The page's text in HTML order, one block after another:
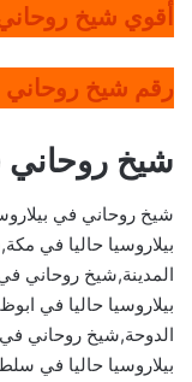
أقوي شيخ
رقم شيخ
شيخ روحاني
شيخ روحاني في
بيلاروسيا حاليا في
المدينة,شيخ روحاني
بيلاروسيا حاليا في
الدوحة,شيخ روحاني
بيلاروسيا حاليا في